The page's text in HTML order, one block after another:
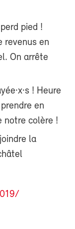
pied !
revenus en
On arrête
! Heure
en
notre colère !
la